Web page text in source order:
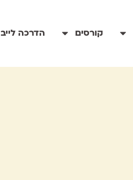
קורסים הדרכה לייב